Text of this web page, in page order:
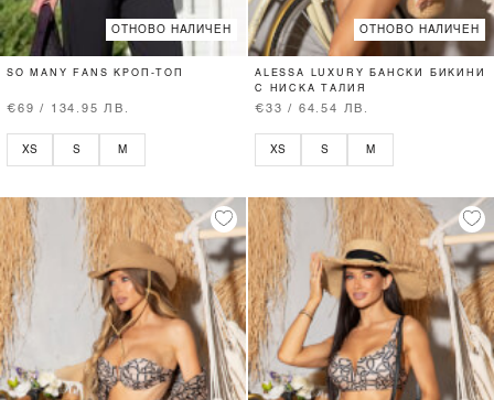
ОТНОВО НАЛИЧЕН
SO MANY FANS КРОП-ТОП
€69 / 134.95 ЛВ.
XS S M
ОТНОВО НАЛИЧЕН
ALESSA LUXURY БАНСКИ БИКИНИ
С НИСКА ТАЛИЯ
€33 / 64.54 ЛВ.
XS S M